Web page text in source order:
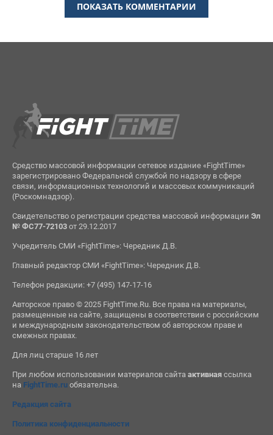
ПОКАЗАТЬ КОММЕНТАРИИ
Средство массовой информации сетевое издание «FightTime»
зарегистрировано Федеральной службой по надзору в сфере
связи, информационных технологий и массовых коммуникаций
(Роскомнадзор).
Свидетельство о регистрации средства массовой информации Эл
№ ФС77-72103от 29.12.2017
Учредитель СМИ «FightTime»: Чередник Д.В.
Главный редактор СМИ «FightTime»: Чередник Д.В.
Телефон редакции: +7 (495) 147-17-16
Авторское право © 2025 FightTime.Ru. Все права на материалы,
размещенные на сайте, защищены в соответствии с российским
и международным законодательством об авторском праве и
смежных правах.
Для лиц старше 16 лет
При любом использовании материалов сайта активнаяссылка
на FightTime.ruобязательна.
Редакция сайта
Политика конфиденциальности